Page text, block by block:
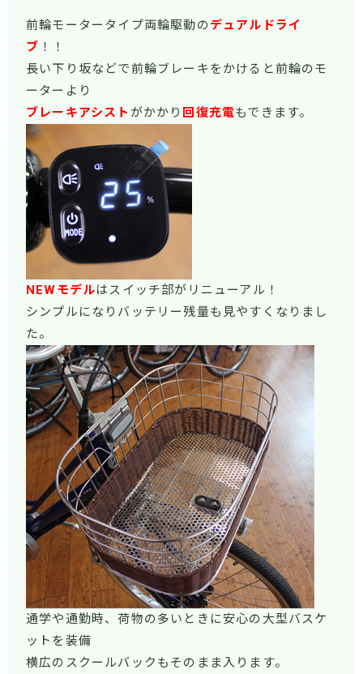
前輪モータータイプ両輪駆動の デュアルドライ
ブ ！！
長い下り坂などで前輪ブレーキをかけると前輪のモ
ーターより
ブレーキアシスト がかかり 回復充電もできます。
NEWモデルはスイッチ部がリニューアル！
シンプルになりバッテリー残量も見やすくなりまし
た。
通学や通勤時、荷物の多いときに安心の大型バスケ
ットを装備
横広のスクールバックもそのまま入ります。